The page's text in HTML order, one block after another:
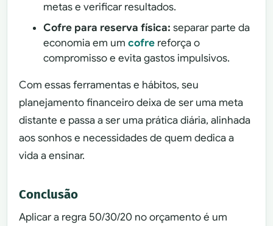
metas e verificar resultados.
Cofre para reserva física: separar parte da
economia em umcofre reforça o
compromisso e evita gastos impulsivos.
Com essas ferramentas e hábitos, seu
planejamento financeiro deixa de ser uma meta
distante e passa a ser uma prática diária, alinhada
aos sonhos e necessidades de quem dedica a
vida a ensinar.
Conclusão
Aplicar a regra 50/30/20 no orçamento é um